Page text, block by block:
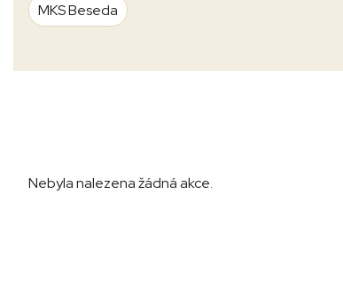
MKS Beseda
Nebyla nalezena žádná akce.